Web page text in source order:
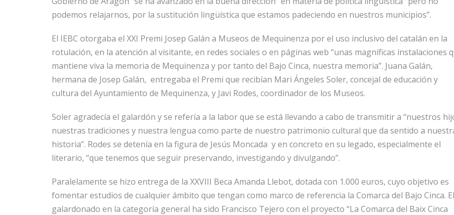
podemos relajarnos, por la sustitución lingüística que estamos padeciendo en nuestros municipios”.
El IEBC otorgaba el XXI Premi Josep Galán a Museos de Mequinenza por el uso inclusivo del catalán en la
rotulación, en la atención al visitante, en redes sociales o en páginas web “unas magníficas instalaciones
mantiene viva la memoria de Mequinenza y por tanto del Bajo Cinca, nuestra memoria”. Juana Galán,
hermana de Josep Galán, entregaba el Premi que recibían Mari Ángeles Soler, concejal de educación y
cultura del Ayuntamiento de Mequinenza, y Javi Rodes, coordinador de los Museos.
Soler agradecía el galardón y se refería a la labor que se está llevando a cabo de transmitir a “nuestros
nuestras tradiciones y nuestra lengua como parte de nuestro patrimonio cultural que da sentido a
historia”. Rodes se detenía en la figura de Jesús Moncada y en concreto en su legado, especialmente el
literario, “que tenemos que seguir preservando, investigando y divulgando”.
Paralelamente se hizo entrega de la XXVIII Beca Amanda Llebot, dotada con 1.000 euros, cuyo objetivo es
fomentar estudios de cualquier ámbito que tengan como marco de referencia la Comarca del Bajo Cinca. El
galardonado en la categoría general ha sido Francisco Tejero con el proyecto “La Comarca del Baix Cinca